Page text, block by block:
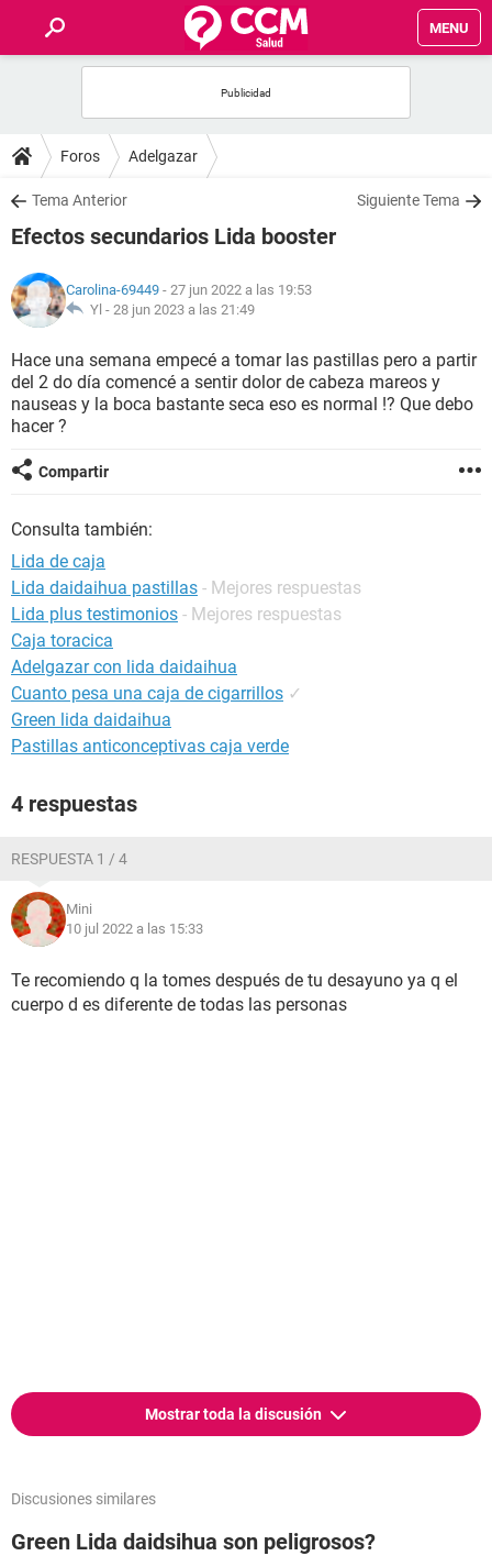
MENU
FOROS
SALUD
NUTRICIÓN
BIENESTAR
SEXUALIDAD
GLOSARIO
Foros Adelgazar
Tema Anterior Siguiente Tema
Efectos secundarios Lida booster
Carolina-69449 - 27 jun 2022 a las 19:53
Yl - 28 jun 2023 a las 21:49
Hace una semana empecé a tomar las pastillas pero a partir
del 2 do día comencé a sentir dolor de cabeza mareos y
nauseas y la boca bastante seca eso es normal !? Que debo
hacer ?
Compartir
Consulta también:
Lida de caja
Lida daidaihua pastillas - Mejores respuestas
Lida plus testimonios - Mejores respuestas
Caja toracica
Adelgazar con lida daidaihua
Cuanto pesa una caja de cigarrillos ✓
Green lida daidaihua
Pastillas anticonceptivas caja verde
4 respuestas
RESPUESTA 1 / 4
Mini
10 jul 2022 a las 15:33
Te recomiendo q la tomes después de tu desayuno ya q el
cuerpo d es diferente de todas las personas
Mostrar toda la discusión
Discusiones similares
Green Lida daidsihua son peligrosos?